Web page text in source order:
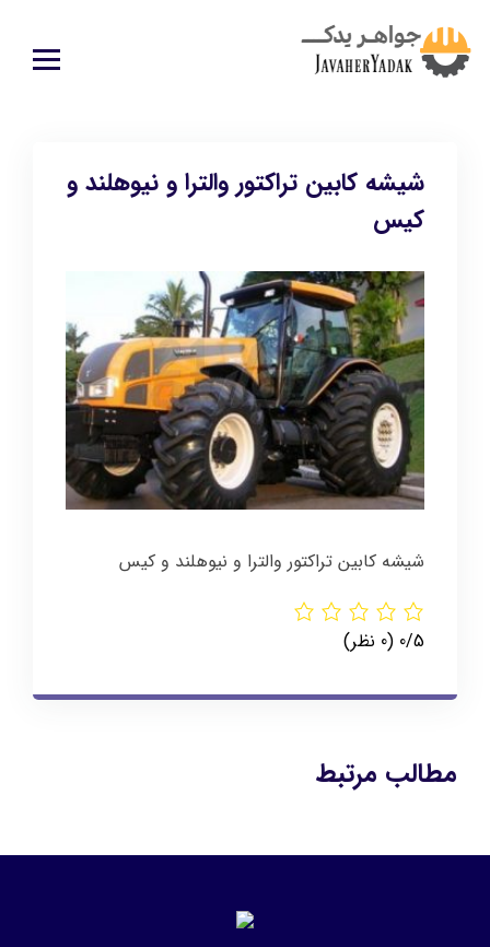
شیشه کابین تراکتور والترا و نیوهلند و
کیس
شیشه کابین تراکتور والترا و نیوهلند و کیس
‫0/5 ‫(0 نظر)
مطالب مرتبط